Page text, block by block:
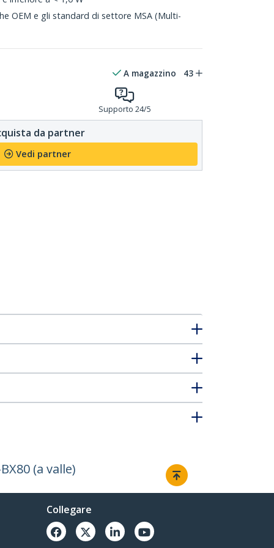
OEM e gli standard di settore MSA (Multi-
A magazzino 43
Supporto 24/5
da partner
Vedi partner
(a valle)
Collegare